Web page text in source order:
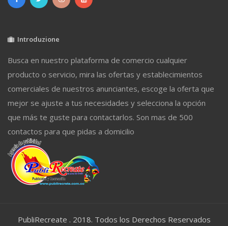
Introduzione
Busca en nuestro plataforma de comercio cualquier
producto o servicio, mira las ofertas y establecimientos
comerciales de nuestros anunciantes, escoge la oferta que
mejor se ajuste a tus necesidades y selecciona la opción
que más te guste para contactarlos. Son mas de 500
contactos para que pidas a domicilio
PubliRecreate . 2018. Todos los Derechos Reservados